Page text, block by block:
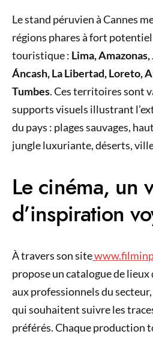
Le stand péruvien à Cannes
régions phares à fort
touristique : Lima,
Áncash, La Libertad, Loreto,
Tumbes. Ces territoires sont
supports visuels illustrant
du pays : plages sauvages,
jungle luxuriante, déserts,
Le cinéma, un
d’inspiration
À travers son site
propose un catalogue de
aux professionnels du
qui souhaitent suivre les
préférés. Chaque production